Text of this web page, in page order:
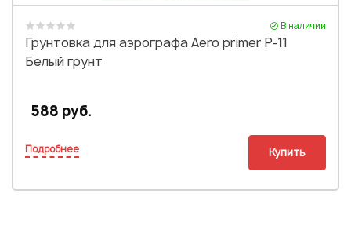
В наличии
Грунтовка для аэрографа Aero primer P-11
Белый грунт
588 руб.
Подробнее Купить